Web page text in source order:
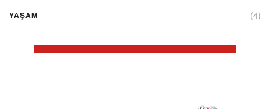
YAŞAM (4)